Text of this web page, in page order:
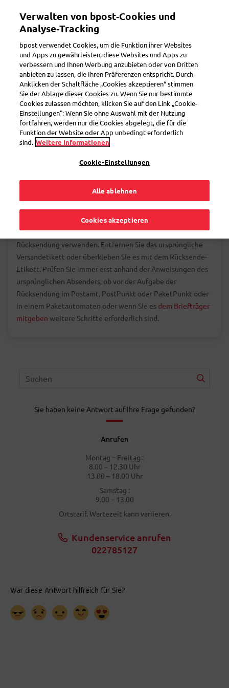
Toggle navigation
Paket vorbereiten
Wie bereite ich
meine Rücksendung
Genauso wie den Paketversand. Wenn die Paketverpackung
noch einwandfrei ist, können Sie diese auch für die
Rücksendung verwenden. Entfernen Sie das ursprüngliche
Versandetikett oder überkleben Sie es mit dem Rücksende-
Etikett. Prüfen Sie immer erst anhand der Anweisungen des
ursprünglichen Absenders, ob vor der Aufgabe der
Rücksendung im Postamt, PostPunkt oder PaketPunkt oder
in einem Paketautomaten oder wenn Sie es dem Briefträger
mitgeben weitere Schritte erforderlich sind.
Sie haben keine Antwort auf Ihre Frage gefunden?
Anrufen
Montag – Freitag :
8.00 – 12.30 Uhr
13.00 – 18.00 Uhr
Samstag :
9.00 – 13.00
Ortstarif. Wartezeit kann variieren.
Kundenservice anrufen
022785127
Verwalten von bpost‑Cookies und
Analyse‑Tracking
bpost verwendet Cookies, um die Funktion ihrer Websites
und Apps zu gewährleisten, diese Websites und Apps zu
verbessern und Ihnen Werbung anzubieten oder von Dritten
anbieten zu lassen, die Ihren Präferenzen entspricht. Durch
Anklicken der Schaltfläche „Cookies akzeptieren“ stimmen
Sie der Ablage dieser Cookies zu. Wenn Sie nur bestimmte
Cookies zulassen möchten, klicken Sie auf den Link „Cookie-
Einstellungen": Wenn Sie ohne Auswahl mit der Nutzung
fortfahren, werden nur die Cookies abgelegt, die für die
Funktion der Website oder App unbedingt erforderlich
sind. Weitere Informationen
Cookie-Einstellungen
Alle ablehnen
Cookies akzeptieren